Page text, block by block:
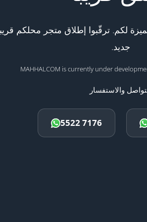
لكم. ترقّبوا إطلاق متجر محلكم
جديد.
MAHHALCOM is currently under
والاستفسار
5522 7176